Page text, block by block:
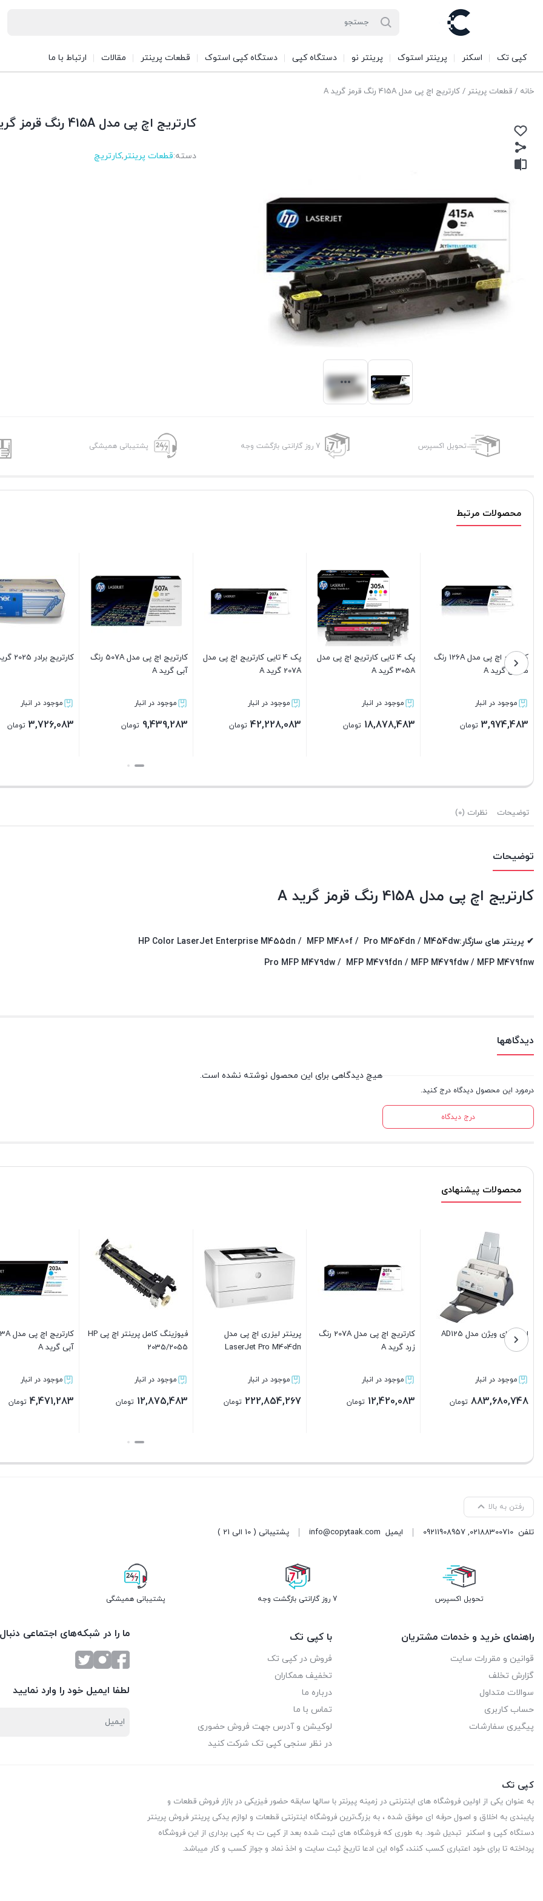
کپی تک اسکنر پرینتر استوک پرینتر نو دستگاه کپی دستگاه کپی استوک قطعات پرینتر مقالات ارتباط با ما
خانه / قطعات پرینتر / کارتریج اچ پی مدل 415A رنگ قرمز گرید A
کارتریج اچ پی مدل 415A رنگ قرمز گرید A
دسته:قطعات پرینتر,کارتریچ
تحویل اکسپرس 7 روز گارانتی بازگشت وجه پشتیبانی همیشگی
محصولات مرتبط
پک 4 تایی کارتریج اچ پی مدل
در انبار
تومان
کارتریج اچ پی مدل 507A رنگ
آبی گرید A
موجود در انبار
9,439,283 تومان
کارتریج برادر 2025 گرید A
موجود در انبار
3,726,083 تومان
کارتریج اچ پی مدل 650A رنگ
موجود در انبار
23,846,483 تومان
کارتریج پرینتر لیزری سامسونگ
موجود در انبار
2,898,069 تومان
توضیحات نظرات (0)
توضیحات
کارتریج اچ پی مدل 415A رنگ قرمز گرید A
✔ پرینتر های سازگار:HP Color LaserJet Enterprise M455dn / MFP M480f / Pro M454dn / M454dw
Pro MFP M479dw / MFP M479fdn / MFP M479fdw / MFP M479fnw
دیدگاهها
درمورد این محصول دیدگاه درج کنید.
درج دیدگاه
هیچ دیدگاهی برای این محصول نوشته نشده است.
محصولات پیشنهادی
لیزری اچ پی مدل
LaserJet Pro
در انبار
تومان
فیوزینگ کامل پرینتر اچ پی HP
2035/2055
موجود در انبار
12,875,483 تومان
کارتریج اچ پی مدل 203A رنگ
موجود در انبار
4,471,283 تومان
محصول تست
موجود در انبار
تومان
کارتریج Canon 725
موجود در انبار
1,987,283 تومان
رفتن به بالا
تلفن 02188300710
,
09211908957 ایمیل info@copytaak.com پشتیبانی ( 10 الی 21 )
تحویل اکسپرس 7 روز گارانتی بازگشت وجه پشتیبانی همیشگی
راهنمای خرید و خدمات مشتریان
قوانین و مقررات سایت
گزارش تخلف
سوالات متداول
حساب کاربری
پیگیری سفارشات
با کپی تک
فروش در کپی تک
تخفیف همکاران
درباره ما
تماس با ما
لوکیشن و آدرس جهت فروش حضوری
در نظر سنجی کپی تک شرکت کنید
ما را در شبکه‌های اجتماعی
لطفا ایمیل خود را وارد نمایید
کپی تک
به عنوان یکی از اولین فروشگاه های اینترنتی در زمینه پیرنتر با سالها سابقه حضور فیزیکی در بازار فروش قطعات و
پایبندی به اخلاق و اصول حرفه ای موفق شده ، به بزرگ‌ترین فروشگاه اینترنتی قطعات و لوازم یدکی پرینتر فروش پرینتر
دستگاه کپی و اسکنر تبدیل شود. به طوری که فروشگاه های ثبت شده بعد از کپی ت به کپی برداری از این فروشگاه
پرداخته تا برای خود اعتباری کسب کنند، گواه این ادعا تاریخ ثبت سایت و اخذ نماد و جواز کسب و کار میباشد.